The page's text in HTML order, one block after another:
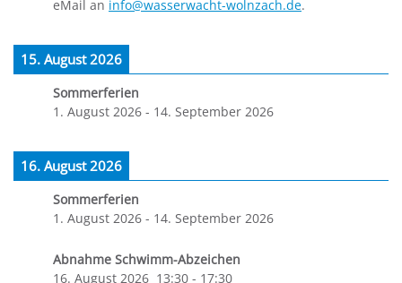
eMail an info@wasserwacht-wolnzach.de.
15. August 2026
Sommerferien
1. August 2026 - 14. September 2026
16. August 2026
Sommerferien
1. August 2026 - 14. September 2026
Abnahme Schwimm-Abzeichen
16. August 2026 13:30 - 17:30